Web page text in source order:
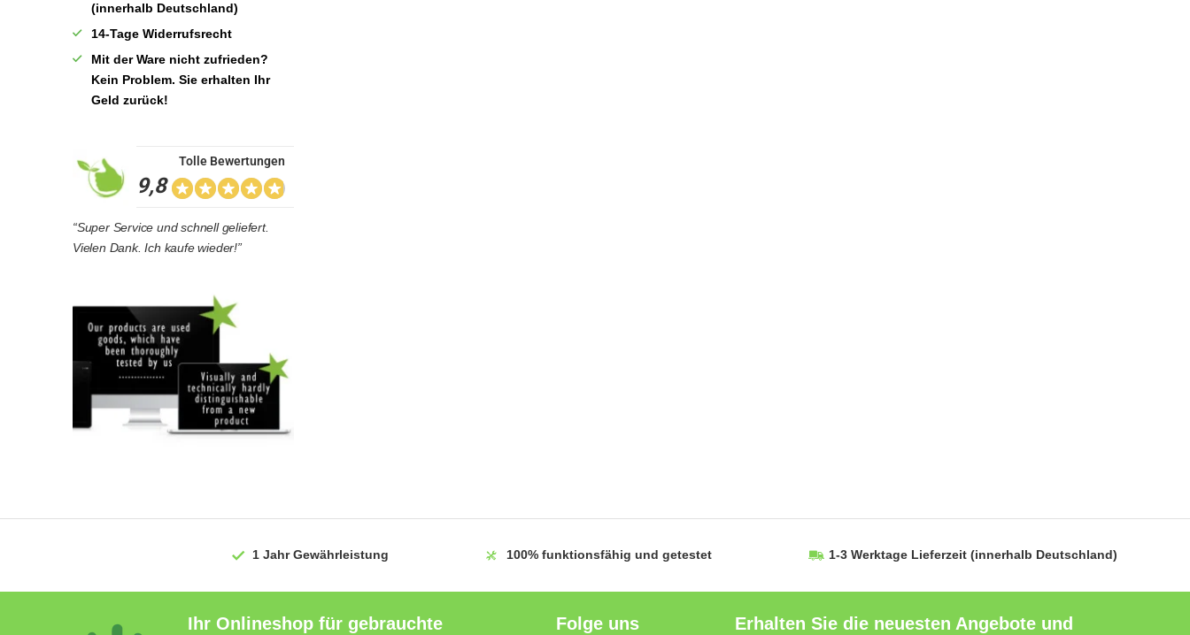
(innerhalb Deutschland)
14-Tage Widerrufsrecht
Mit der Ware nicht zufrieden?
Kein Problem. Sie erhalten Ihr
Geld zurück!
9,8
Tolle Bewertungen
“Super Service und schnell geliefert.
Vielen Dank. Ich kaufe wieder!”
1 JahrGewährleistung 100% funktionsfähig und getestet 1-3 Werktage Lieferzeit (innerhalb Deutschland)
Ihr Onlineshop für gebrauchte
Folge uns
Erhalten Sie die neuesten Angebote und